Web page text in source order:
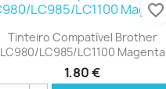
Ver+
Tinteiro Compatível Brother
LC980/LC985/LC1100 Magenta
1,80 €
favorite_border